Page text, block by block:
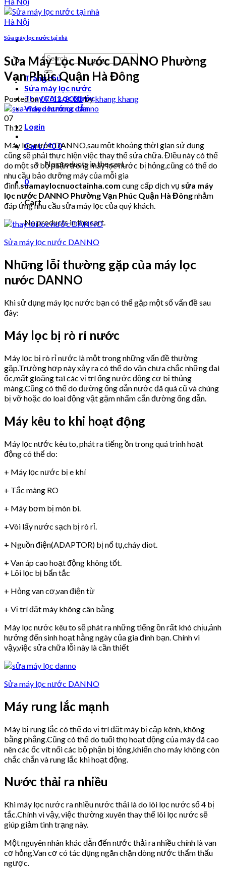
Search
for:
Trang chủ
Sửa máy lọc nước
Thay Lõi Lọc Nước
Video hướng dẫn
Login
Cart /₫00
No products in the cart.
0
Cart
No products in the cart.
Sửa máy lọc nước tại nhà
Sửa Máy Lọc Nước DANNO Phường
Vạn Phúc Quận Hà Đông
Posted on07/12/2022bykhang khang
07
Th12
Máy lọc nước DANNO,sau một khoảng thời gian sử dụng
cũng sẽ phải thực hiện việc thay thế sửa chữa. Điều này có thể
do một số bộ phận trong máy lọc nước bị hỏng,cũng có thể do
nhu cầu bảo dưỡng máy của mỗi gia
đình.suamaylocnuoctainha.com cung cấp dịch vụ sửa máy
lọc nước DANNO Phường Vạn Phúc Quận Hà Đôngnhằm
đáp ứng nhu cầu sửa máy lọc của quý khách.
Sửa máy lọc nước DANNO
Những lỗi thường gặp của máy lọc
nước DANNO
Khi sử dụng máy lọc nước bạn có thể gặp một số vấn đề sau
đây:
Máy lọc bị rò rỉ nước
Máy lọc bị rò rỉ nước là một trong những vấn đề thường
gặp.Trường hợp này xảy ra có thể do vặn chưa chắc những đai
ốc,mất gioăng tại các vị trí ống nước động cơ bị thủng
màng.Cũng có thể do đường ống dẫn nước đã quá cũ và chúng
bị vỡ hoặc do loai động vật gặm nhấm cắn đường ống dẫn.
Máy kêu to khi hoạt động
Máy lọc nước kêu to, phát ra tiếng ồn trong quá trình hoạt
động có thể do:
+ Máy lọc nước bị e khí
+ Tắc màng RO
+ Máy bơm bị mòn bi.
+Vòi lấy nước sạch bị rò rỉ.
+ Nguồn điện(ADAPTOR) bị nổ tụ,cháy diot.
+ Van áp cao hoạt động không tốt.
+ Lõi lọc bị bẩn tắc
+ Hỏng van cơ,van điện từ
+ Vị trí đặt máy không cân bằng
Máy lọc nước kêu to sẽ phát ra những tiếng ồn rất khó chịu,ảnh
hưởng đến sinh hoạt hằng ngày của gia đình bạn. Chính vì
vậy,việc sửa chữa lỗi này là cần thiết
Sửa máy lọc nước DANNO
Máy rung lắc mạnh
Máy bị rung lắc có thể do vị trí đặt máy bị cập kênh, không
bằng phẳng.Cũng có thể do tuổi thọ hoạt động của máy đã cao
nên các ốc vít nối các bộ phận bị lỏng,khiến cho máy không còn
chắc chắn và rung lắc khi hoạt động.
Nước thải ra nhiều
Khi máy lọc nước ra nhiều nước thải là do lõi lọc nước số 4 bị
tắc.Chính vì vậy, việc thường xuyên thay thế lõi lọc nước sẽ
giúp giảm tình trạng này.
Một nguyên nhân khác dẫn đến nước thải ra nhiều chính là van
cơ hỏng.Van cơ có tác dụng ngăn chặn dòng nước thẩm thấu
ngược.